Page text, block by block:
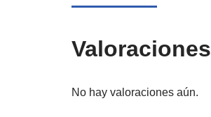
Valoraciones
No hay valoraciones aún.